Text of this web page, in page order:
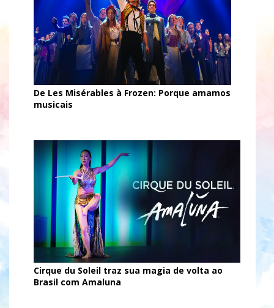
De Les Misérables à Frozen: Porque amamos
musicais
Cirque du Soleil traz sua magia de volta ao
Brasil com Amaluna